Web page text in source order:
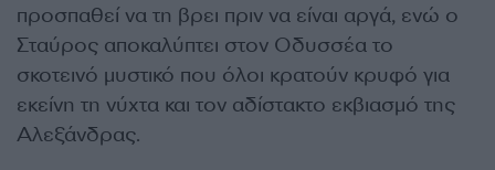
προσπαθεί να τη βρει πριν να είναι αργά, ενώ ο
Σταύρος αποκαλύπτει στον Οδυσσέα το
σκοτεινό μυστικό που όλοι κρατούν κρυφό για
εκείνη τη νύχτα και τον αδίστακτο εκβιασμό της
Αλεξάνδρας.